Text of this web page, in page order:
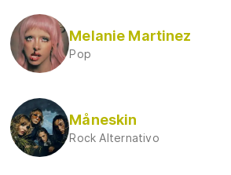
Melanie Martinez
Pop
Måneskin
Rock Alternativo